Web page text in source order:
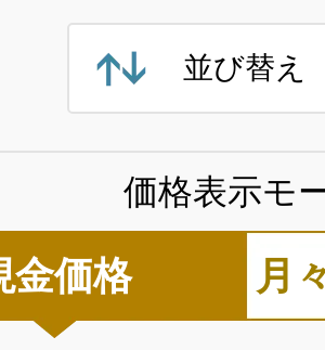
並び替え
価格表示モ
金価格 月